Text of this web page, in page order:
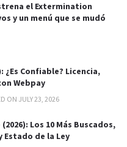
el Extermination
y un menú que se mudó
¿Es Confiable? Licencia,
Webpay
ON JULY 23, 2026
Los 10 Más Buscados,
Estado de la Ley